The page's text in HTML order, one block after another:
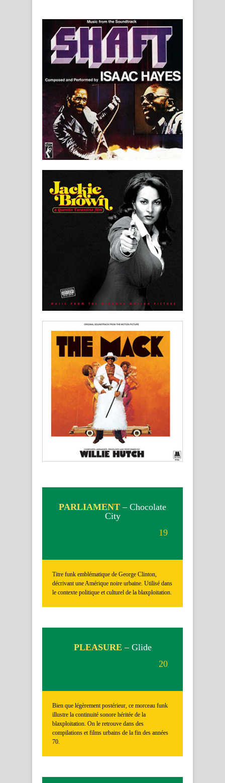
PARLIAMENT – Chocolate
City
19
Titre funk emblématique de George Clinton,
décrivant une Amérique noire urbaine. Utilisé dans
le contexte politique et culturel de la blaxploitation.
PLEASURE – Glide
20
Bien que légèrement postérieur, ce morceau funk
illustre la continuité sonore héritée de la
blaxploitation. On le retrouve dans des
compilations et films urbains de la fin des années
70.